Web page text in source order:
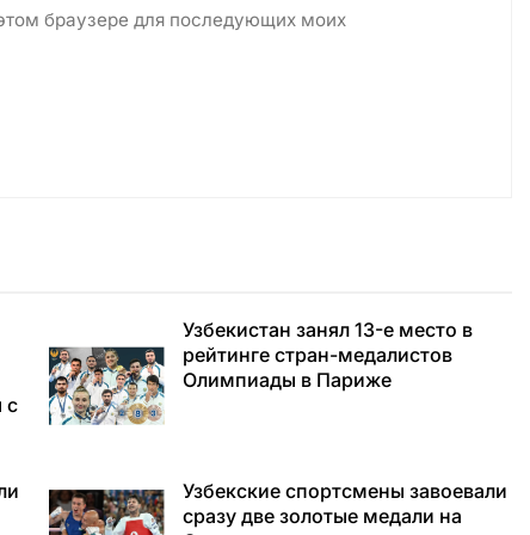
браузере для последующих моих
с
Узбекистан занял 13-е место в
рейтинге стран-медалистов
Олимпиады в Париже
Узбекские спортсмены завоевали
сразу две золотые медали на